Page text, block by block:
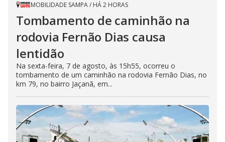
MOBILIDADE SAMPA/ HÁ 2 HORAS
Tombamento de caminhão na
rodovia Fernão Dias causa
lentidão
Na sexta-feira, 7 de agosto, às 15h55, ocorreu o
tombamento de um caminhão na rodovia Fernão Dias, no
km 79, no bairro Jaçanã, em...